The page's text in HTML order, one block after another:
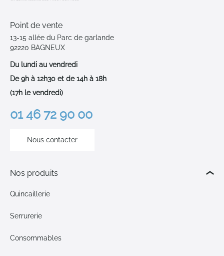
Point de vente
13-15 allée du Parc de garlande
92220 BAGNEUX
Du lundi au vendredi
De 9h à 12h30 et de 14h à 18h
(17h le vendredi)
01 46 72 90 00
Nous contacter
Nos produits
Quincaillerie
Serrurerie
Consommables